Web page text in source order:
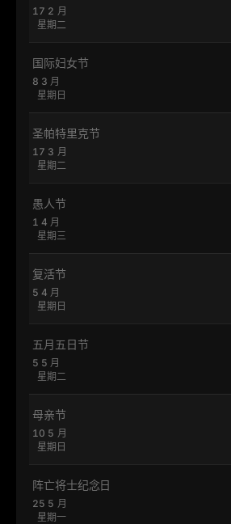
17 2 月
星期二
8 3 月
星期日
国际妇女节
17 3 月
星期二
圣帕特里克节
1 4 月
星期三
愚人节
5 4 月
星期日
复活节
5 5 月
星期二
五月五日节
10 5 月
星期日
母亲节
25 5 月
星期一
阵亡将士纪念日